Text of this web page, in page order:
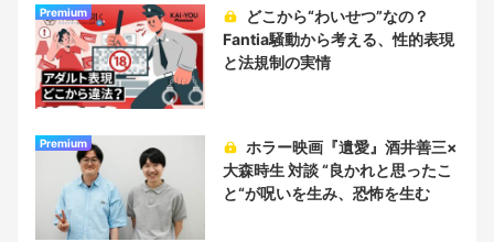
Premium
Fantia騒動から考える、性的表現
と法規制の実情
Premium
大森時生 対談 “良かれと思ったこ
と“が呪いを生み、恐怖を生む